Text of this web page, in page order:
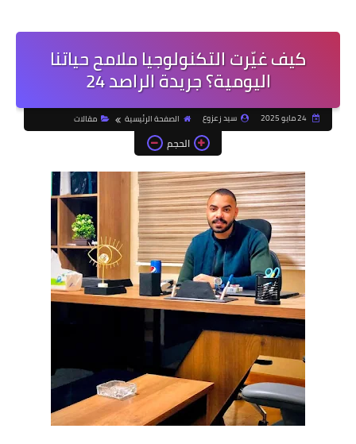
كيف غيّرت التكنولوجيا ملامح حياتنا
اليومية؟ جريدة الراصد 24
24 مايو 2025 سيد زعزوع الصفحة الرئيسية مقالات
الحجم